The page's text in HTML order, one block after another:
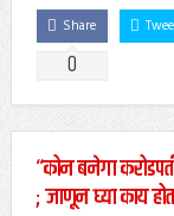
Share
0
“कोन बनेगा
; जाणून घ्या काय